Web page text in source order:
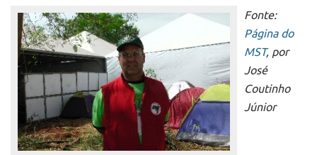
Fonte:
Página do
MST, por
José
Coutinho
Júnior